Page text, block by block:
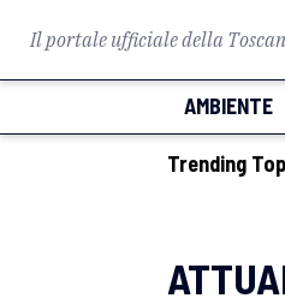
Il portale ufficiale della
AMBIENTE
Trending